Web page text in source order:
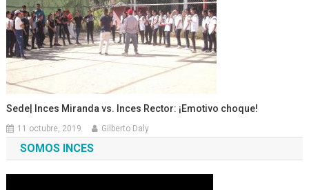
Sede| Inces Miranda vs. Inces Rector: ¡Emotivo choque!
11 octubre, 2019 Gilberto Daly
SOMOS INCES